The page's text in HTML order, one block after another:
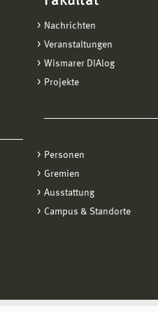
Nachrichten
Veranstaltungen
Wismarer DIAlog
Projekte
Personen
Gremien
Ausstattung
Campus & Standorte